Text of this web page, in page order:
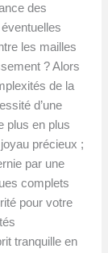
des
les mailles
? Alors
de la
d’une
plus en plus
précieux ;
par une
complets
pour votre
tranquille en